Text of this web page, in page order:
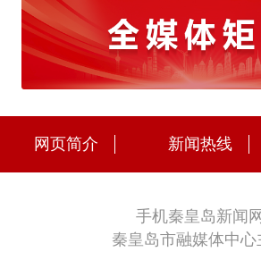
网页简介 新闻热线
手机秦皇岛新闻网
秦皇岛市融媒体中心